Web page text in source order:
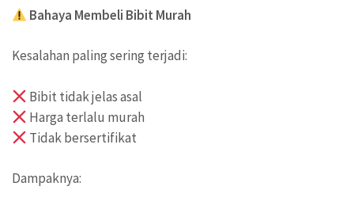
Bahaya Membeli Bibit Murah
Kesalahan paling sering terjadi:
Bibit tidak jelas asal
Harga terlalu murah
Tidak bersertifikat
Dampaknya: